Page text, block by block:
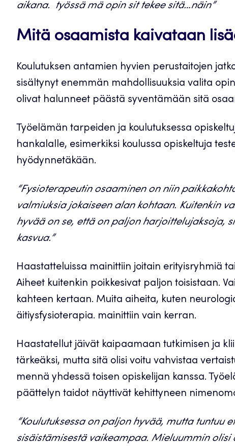
aikana. työssä mä opin sit tekee sitä…näin”
Mitä osaamista kaivataan
Koulutuksen antamien hyvien perustaitojen
sisältynyt enemmän mahdollisuuksia valita
olivat halunneet päästä syventämään sitä
Työelämän tarpeiden ja koulutuksessa
hankalalle, esimerkiksi koulussa opiskeltuja
hyödynnetäkään.
“Fysioterapeutin osaaminen on niin
valmiuksia jokaiseen alan kohtaan. Kuitenkin
hyvää on se, että on paljon harjoittelujaksoja,
kasvua.”
Haastatteluissa mainittiin joitain erityisryhmiä
Aiheet kuitenkin poikkesivat paljon toisistaan.
kahteen kertaan. Muita aiheita, kuten
äitiysfysioterapia. mainittiin vain kerran.
Haastatellut jäivät kaipaamaan tutkimisen ja
tärkeäksi, mutta sitä olisi voitu vahvistaa
mennä yhdessä toisen opiskelijan kanssa.
päättelyn taidot näyttivät kehittyneen
“Koulutuksessa on paljon hyvää, mutta tuntuu
sisäistämisestä vaikeampaa. Mieluummin